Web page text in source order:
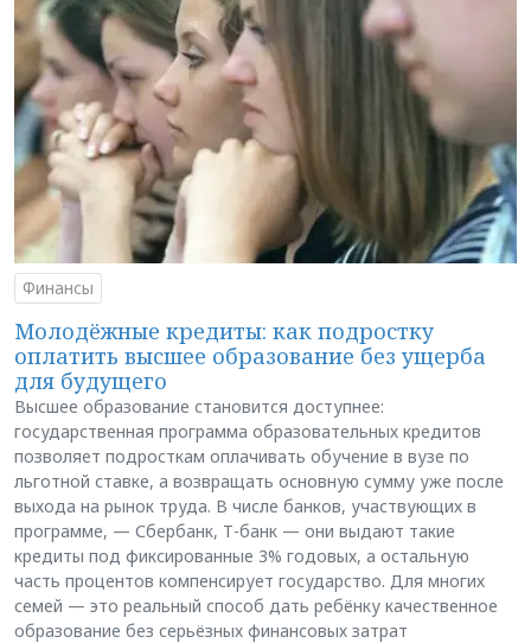
Финансы
Молодёжные кредиты: как подростку
оплатить высшее образование без ущерба
для будущего
Высшее образование становится доступнее:
государственная программа образовательных кредитов
позволяет подросткам оплачивать обучение в вузе по
льготной ставке, а возвращать основную сумму уже после
выхода на рынок труда. В числе банков, участвующих в
программе, — Сбербанк, Т-банк — они выдают такие
кредиты под фиксированные 3% годовых, а остальную
часть процентов компенсирует государство. Для многих
семей — это реальный способ дать ребёнку качественное
образование без серьёзных финансовых затрат